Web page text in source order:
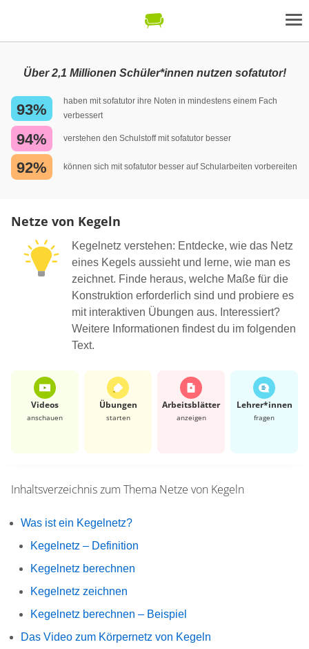
Über 2,1 Millionen Schüler*innen nutzen sofatutor!
93%
haben mit sofatutor ihre Noten in mindestens einem Fach
verbessert
94% verstehen den Schulstoff mit sofatutor besser
92% können sich mit sofatutor besser auf Schularbeiten vorbereiten
Netze von Kegeln
Kegelnetz verstehen: Entdecke, wie das Netz
eines Kegels aussieht und lerne, wie man es
zeichnet. Finde heraus, welche Maße für die
Konstruktion erforderlich sind und probiere es
mit interaktiven Übungen aus. Interessiert?
Weitere Informationen findest du im folgenden
Text.
Videos
anschauen
Übungen
starten
Arbeits­blätter
anzeigen
Lehrer*​innen
fragen
Inhaltsverzeichnis zum Thema Netze von Kegeln
Was ist ein Kegelnetz?
Kegelnetz – Definition
Kegelnetz berechnen
Kegelnetz zeichnen
Kegelnetz berechnen – Beispiel
Das Video zum Körpernetz von Kegeln